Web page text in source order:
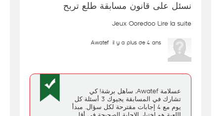
نسئل على قانون مسابقة طلع تربح
Jeux Ooredoo Lire la suite
Awatef il y a plus de 4 ans
عسلامة Awatef, ساهل برشة! كي
تشارك في المسابقة يجيوك 3 أسئلة كل
يوم مع 4 إجابات مقترحة لكل سؤال. مبدأ